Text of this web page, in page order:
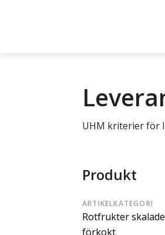
UHM kriterier för
Produkt
ARTIKELKATEGORI
Rotfrukter
förkokt